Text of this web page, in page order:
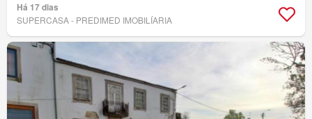
Há 17 dias
SUPERCASA - PREDIMED IMOBILÍARIA